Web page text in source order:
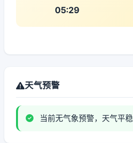
05:29
天气预警
当前无气象预警，天气平稳